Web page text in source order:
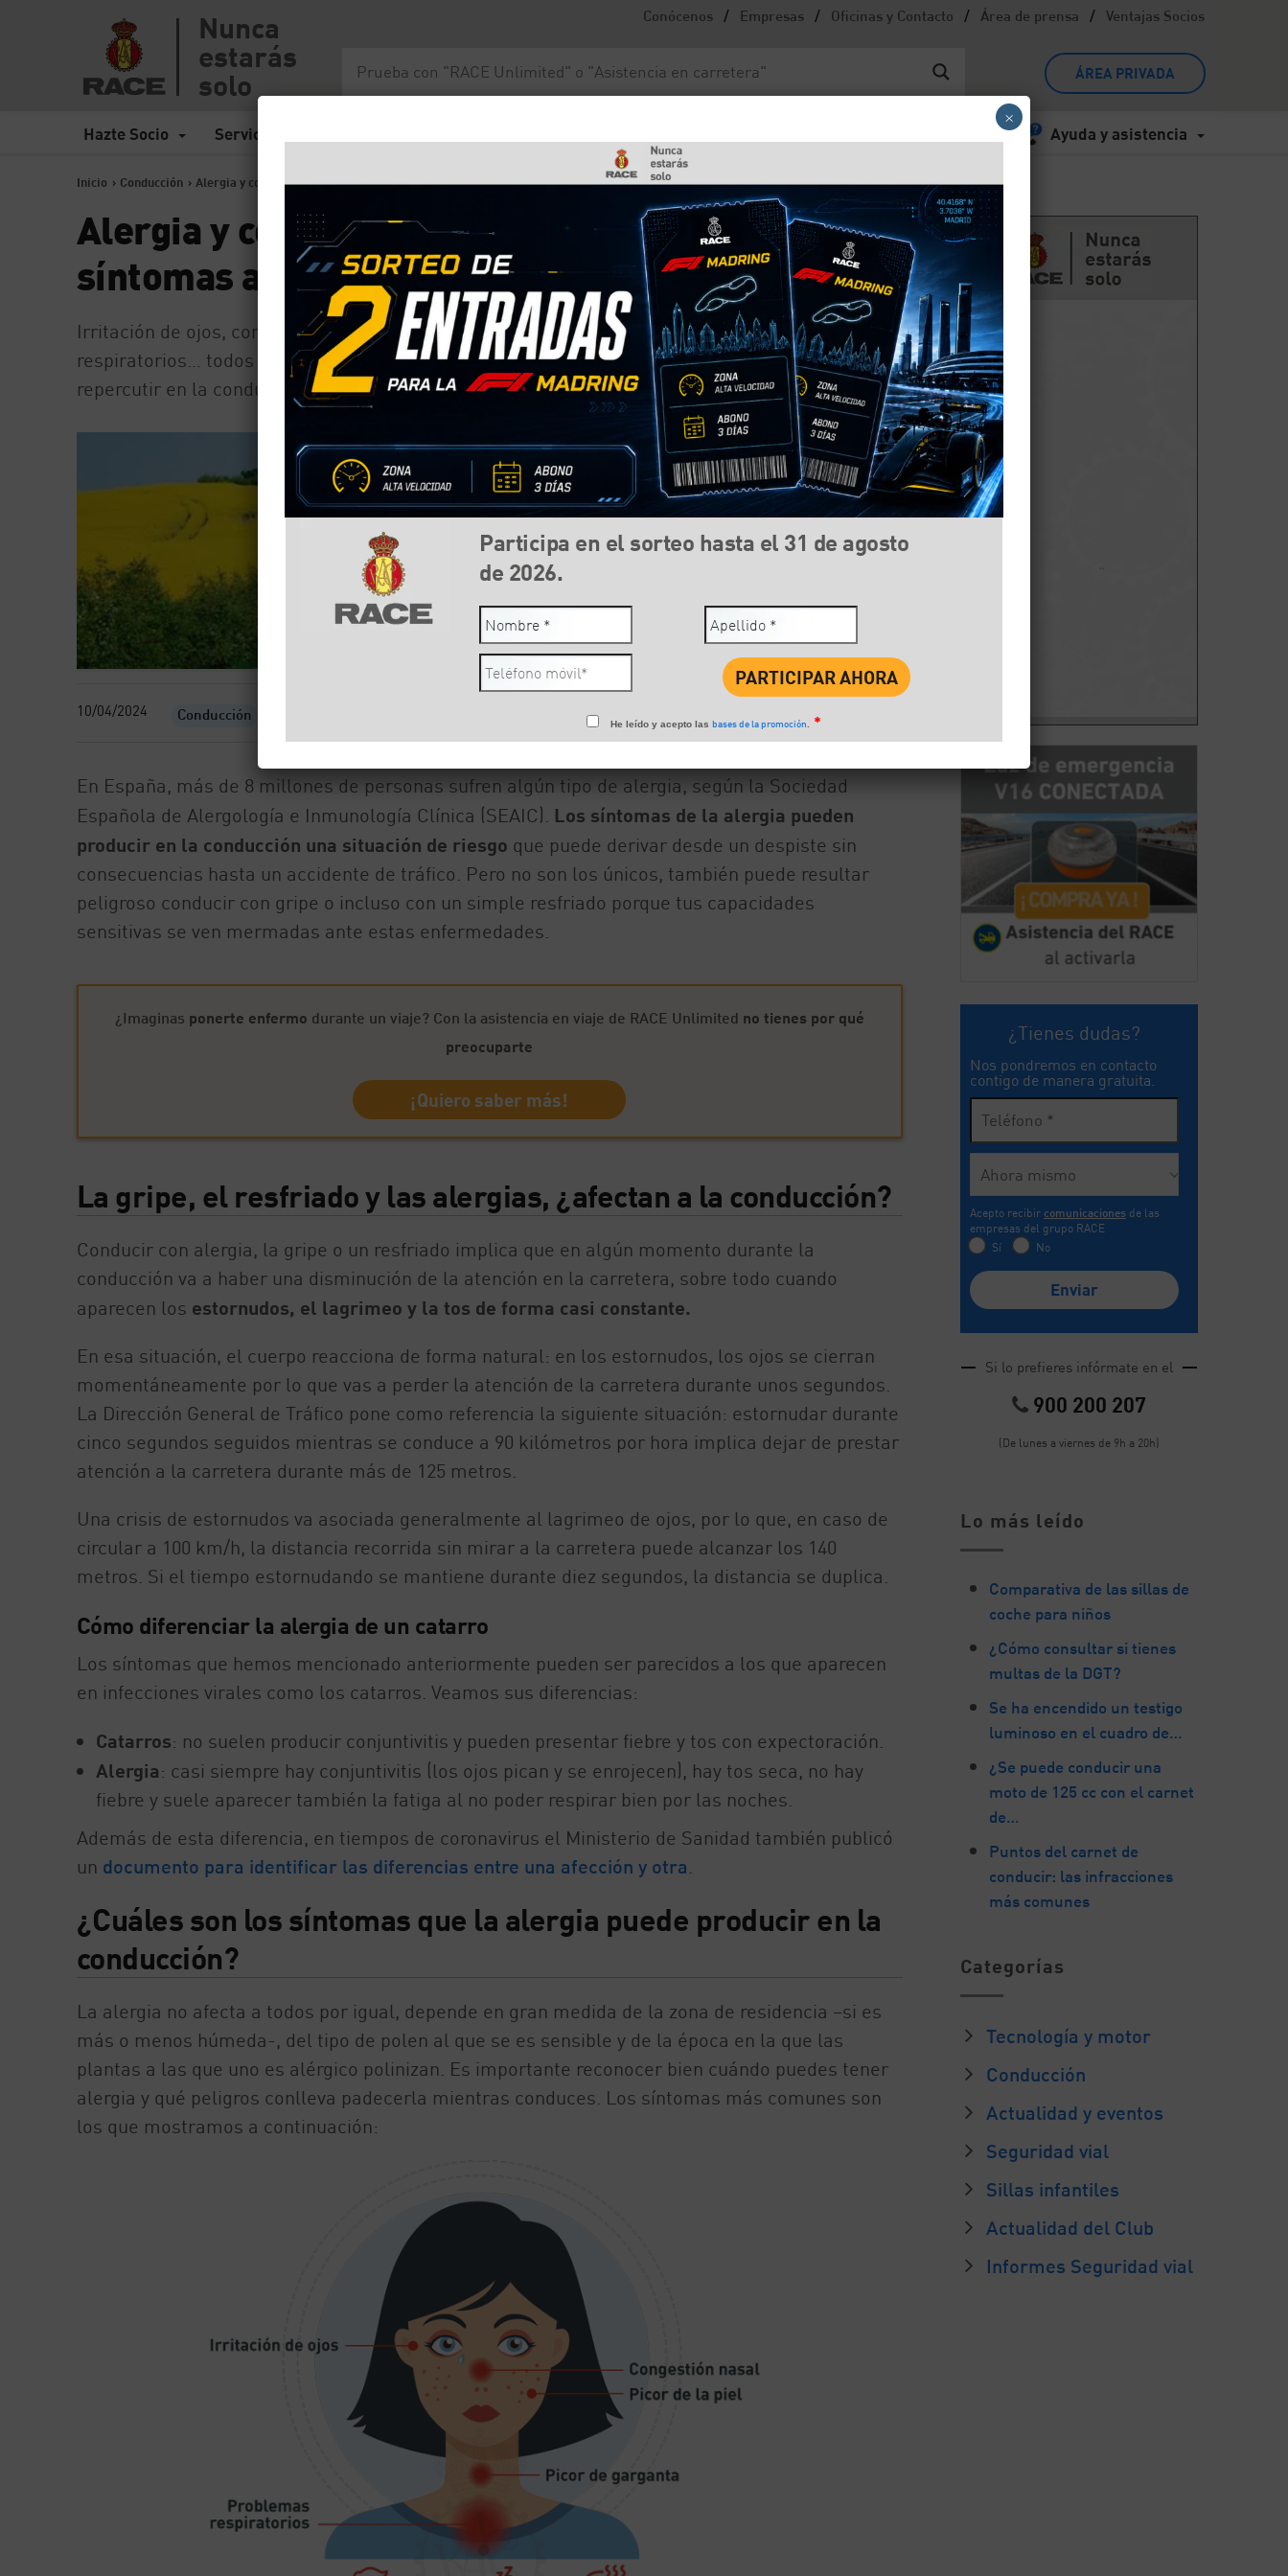
Conócenos / Empresas / Oficinas y Contacto / Área de prensa / Ventajas Socios
Nunca
estarás
solo
ÁREA PRIVADA
Hazte Socio Servicios Ayuda y asistencia
Inicio > Conducción > Alergia y conducción: consejos para reducir los síntomas al volante
Alergia y conducción: consejos para reducir los
síntomas al volante
Irritación de ojos, congestión nasal, picores en la piel, estornudos, picor de garganta, problemas
respiratorios… todos son síntomas de que la alergia te está afectando, algo peligroso que puede
repercutir en la conducción. Te contamos cómo reducir los síntomas.
10/04/2024 Conducción
En España, más de 8 millones de personas sufren algún tipo de alergia, según la Sociedad
Española de Alergología e Inmunología Clínica (SEAIC). Los síntomas de la alergia pueden
producir en la conducción una situación de riesgo que puede derivar desde un despiste sin
consecuencias hasta un accidente de tráfico. Pero no son los únicos, también puede resultar
peligroso conducir con gripe o incluso con un simple resfriado porque tus capacidades
sensitivas se ven mermadas ante estas enfermedades.
¿Imaginas ponerte enfermo durante un viaje? Con la asistencia en viaje de RACE Unlimited no tienes por qué
preocuparte
¡Quiero saber más!
La gripe, el resfriado y las alergias, ¿afectan a la conducción?
Conducir con alergia, la gripe o un resfriado implica que en algún momento durante la
conducción va a haber una disminución de la atención en la carretera, sobre todo cuando
aparecen los estornudos, el lagrimeo y la tos de forma casi constante.
En esa situación, el cuerpo reacciona de forma natural: en los estornudos, los ojos se cierran
momentáneamente por lo que vas a perder la atención de la carretera durante unos segundos.
La Dirección General de Tráfico pone como referencia la siguiente situación: estornudar durante
cinco segundos seguidos mientras se conduce a 90 kilómetros por hora implica dejar de prestar
atención a la carretera durante más de 125 metros.
Una crisis de estornudos va asociada generalmente al lagrimeo de ojos, por lo que, en caso de
circular a 100 km/h, la distancia recorrida sin mirar a la carretera puede alcanzar los 140
metros. Si el tiempo estornudando se mantiene durante diez segundos, la distancia se duplica.
Cómo diferenciar la alergia de un catarro
Los síntomas que hemos mencionado anteriormente pueden ser parecidos a los que aparecen
en infecciones virales como los catarros. Veamos sus diferencias:
Catarros: no suelen producir conjuntivitis y pueden presentar fiebre y tos con expectoración.
Alergia: casi siempre hay conjuntivitis (los ojos pican y se enrojecen), hay tos seca, no hay
fiebre y suele aparecer también la fatiga al no poder respirar bien por las noches.
Además de esta diferencia, en tiempos de coronavirus el Ministerio de Sanidad también publicó
un documento para identificar las diferencias entre una afección y otra.
¿Cuáles son los síntomas que la alergia puede producir en la
conducción?
La alergia no afecta a todos por igual, depende en gran medida de la zona de residencia –si es
más o menos húmeda-, del tipo de polen al que se es sensible y de la época en la que las
plantas a las que uno es alérgico polinizan. Es importante reconocer bien cuándo puedes tener
alergia y qué peligros conlleva padecerla mientras conduces. Los síntomas más comunes son
los que mostramos a continuación:
¿Tienes dudas?
Nos pondremos en contacto
contigo de manera gratuita.
Acepto recibir comunicaciones de las
empresas del grupo RACE
Sí
No
Si lo prefieres infórmate en el
900 200 207
(De lunes a viernes de 9h a 20h)
Lo más leído
Comparativa de las sillas de
coche para niños
¿Cómo consultar si tienes
multas de la DGT?
Se ha encendido un testigo
luminoso en el cuadro de…
¿Se puede conducir una
moto de 125 cc con el carnet
de…
Puntos del carnet de
conducir: las infracciones
más comunes
Categorías
Tecnología y motor
Conducción
Actualidad y eventos
Seguridad vial
Sillas infantiles
Actualidad del Club
Informes Seguridad vial
Participa en el sorteo hasta el 31 de agosto
de 2026.
He leído y acepto lasbases de la promoción. *
×